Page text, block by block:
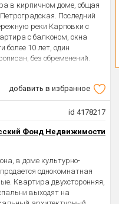
в кирпичном доме, общая
Последний
реки Карповки с
с балконом, окна
более 10 лет, один
без обременений.
добавить в избранное
id 4178217
Фонд Недвижимости
в доме культурно-
однокомнатная
Квартира двухсторонняя,
выходят на